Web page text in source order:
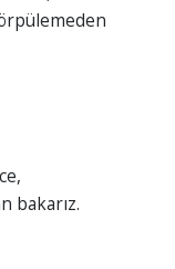
bakarız.